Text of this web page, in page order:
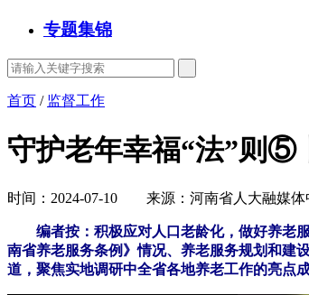
专题集锦
首页 / 监督工作
守护老年幸福“法”则⑤
时间：2024-07-10 来源：河南省人大融媒体
编者按：积极应对人口老龄化，做好养老
南省养老服务条例》情况、养老服务规划和建
道，聚焦实地调研中全省各地养老工作的亮点